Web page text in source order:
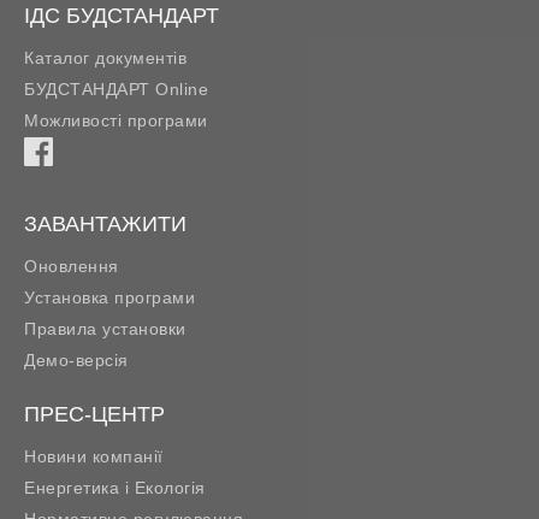
ІДС БУДСТАНДАРТ
Каталог документів
БУДСТАНДАРТ Online
Можливості програми
ЗАВАНТАЖИТИ
Оновлення
Установка програми
Правила установки
Демо-версія
ПРЕС-ЦЕНТР
Новини компанії
Енергетика і Екологія